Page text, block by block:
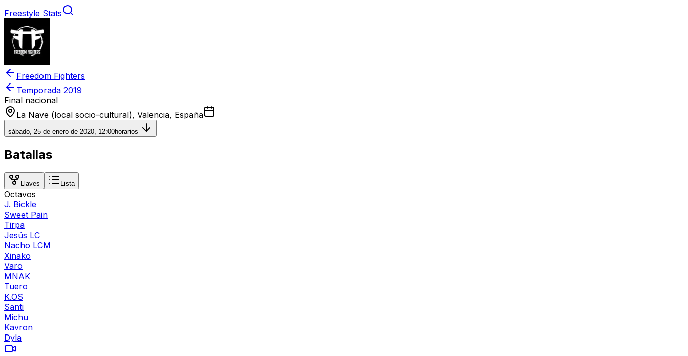
Freestyle Stats
Freedom Fighters
Temporada 2019
Final nacional
La Nave (local socio-cultural), Valencia, España
sábado, 25 de enero de 2020, 12:00horarios
Batallas
Llaves Lista
Octavos
J. Bickle
Sweet Pain
Tirpa
Jesús LC
Nacho LCM
Xinako
Varo
MNAK
Tuero
K.OS
Santi
Michu
Kavron
Dyla